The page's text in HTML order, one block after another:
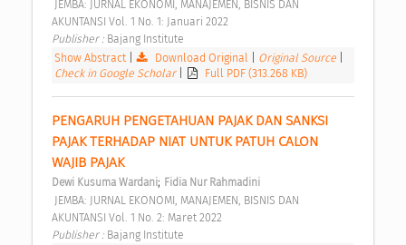
AKUNTANSI Vol. 1 No. 1: Januari 2022
Publisher : Bajang Institute
Show Abstract
Download Original Original Source
Check in Google Scholar
Full PDF (313.268 KB)
PENGARUH PENGETAHUAN PAJAK DAN SANKSI
PAJAK TERHADAP NIAT UNTUK PATUH CALON
WAJIB PAJAK
Dewi Kusuma Wardani; Fidia Nur Rahmadini
AKUNTANSI Vol. 1 No. 2: Maret 2022
Publisher : Bajang Institute